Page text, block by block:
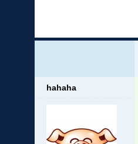
hahaha